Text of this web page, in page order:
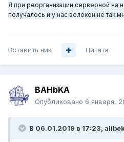
Я при реорганизации серверной на
получалось и у нас волокон не так
Вставить ник Цитата
BAHbKA
Опубликовано 6 января,
В 06.01.2019 в 17:23,